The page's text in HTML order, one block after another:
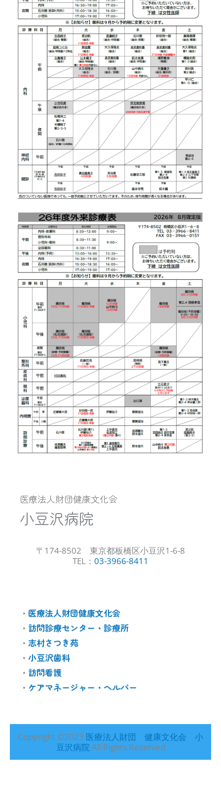
医療法人財団健康文化会
小豆沢病院
〒174-8502 東京都板橋区小豆沢1-6-8
TEL： 03-3966-8411
医療法人財団健康文化会
訪問診療センター・診療所
志村さつき苑
小豆沢歯科
訪問看護
ケアマネージャー・ヘルパー
Copyright ©2023 医療法人財団 健康文化会 小
豆沢病院 All Rights Reserved